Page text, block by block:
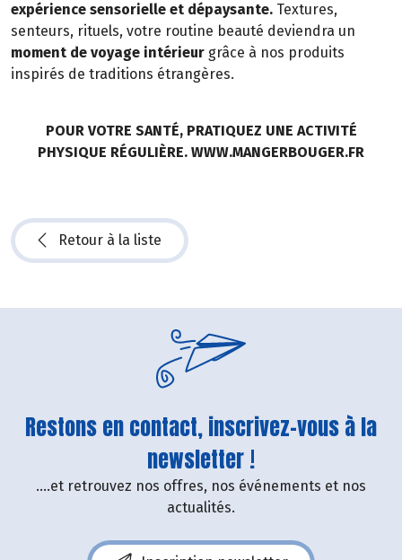
expérience sensorielle et dépaysante. Textures,
senteurs, rituels, votre routine beauté deviendra un
moment de voyage intérieur grâce à nos produits
inspirés de traditions étrangères.
POUR VOTRE SANTÉ, PRATIQUEZ UNE ACTIVITÉ
PHYSIQUE RÉGULIÈRE. WWW.MANGERBOUGER.FR
Retour à la liste
Restons en contact, inscrivez-vous à la
newsletter !
....et retrouvez nos offres, nos événements et nos
actualités.